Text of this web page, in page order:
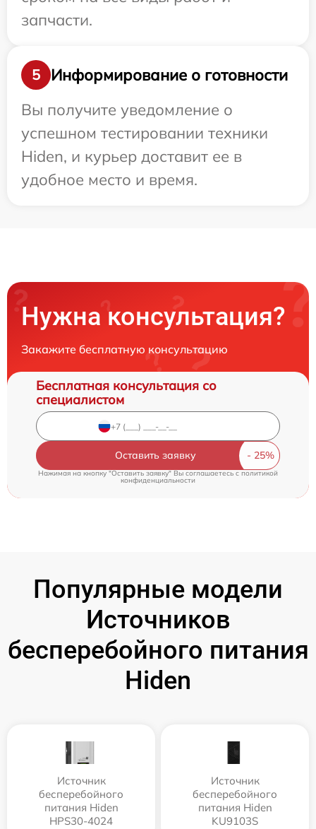
запчасти.
5
Информирование о готовности
Вы получите уведомление о
успешном тестировании техники
Hiden, и курьер доставит ее в
удобное место и время.
Нужна консультация?
Закажите бесплатную консультацию
Бесплатная консультация со
специалистом
Оставить заявку
Нажимая на кнопку "Оставить заявку" Вы соглашаетесь c политикой
конфиденциальности
Популярные модели
Источников
бесперебойного питания
Hiden
Источник
бесперебойного
питания Hiden
HPS30-4024
Источник
бесперебойного
питания Hiden
KU9103S